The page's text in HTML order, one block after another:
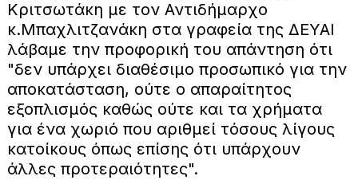
Κριτσωτάκη με τον Αντιδήμαρχο
κ.Μπαχλιτζανάκη στα γραφεία της ΔΕΥΑΙ
λάβαμε την προφορική του απάντηση ότι
"δεν υπάρχει διαθέσιμο προσωπικό για την
αποκατάσταση, ούτε ο απαραίτητος
εξοπλισμός καθώς ούτε και τα χρήματα
για ένα χωριό που αριθμεί τόσους λίγους
κατοίκους όπως επίσης ότι υπάρχουν
άλλες προτεραιότητες".